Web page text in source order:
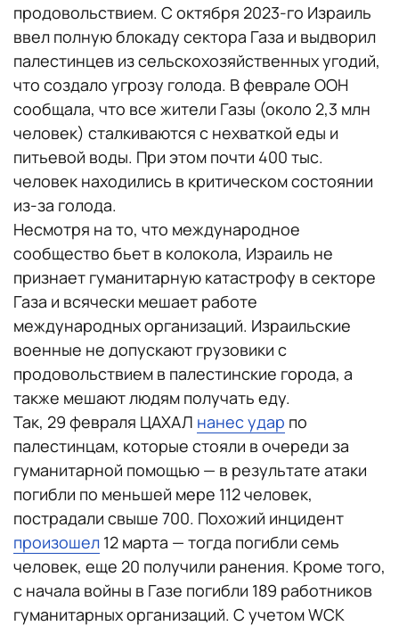
продовольствием. С октября 2023-го Израиль
ввел полную блокаду сектора Газа и выдворил
палестинцев из сельскохозяйственных угодий,
что создало угрозу голода. В феврале ООН
сообщала, что все жители Газы (около 2,3 млн
человек) сталкиваются с нехваткой еды и
питьевой воды. При этом почти 400 тыс.
человек находились в критическом состоянии
из-за голода.
Несмотря на то, что международное
сообщество бьет в колокола, Израиль не
признает гуманитарную катастрофу в секторе
Газа и всячески мешает работе
международных организаций. Израильские
военные не допускают грузовики с
продовольствием в палестинские города, а
также мешают людям получать еду.
Так, 29 февраля ЦАХАЛ нанес удар по
палестинцам, которые стояли в очереди за
гуманитарной помощью — в результате атаки
погибли по меньшей мере 112 человек,
пострадали свыше 700. Похожий инцидент
произошел 12 марта — тогда погибли семь
человек, еще 20 получили ранения. Кроме того,
с начала войны в Газе погибли 189 работников
гуманитарных организаций. С учетом WCK